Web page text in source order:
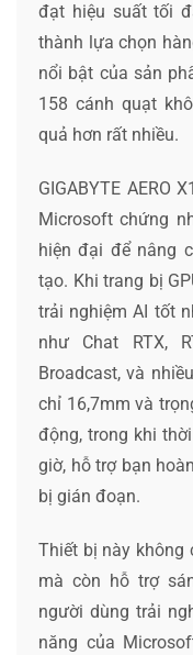
đạt hiệu suất tối
thành lựa chọn
nổi bật của sản
158 cánh quạt
quả hơn rất nhiều.
GIGABYTE AERO
Microsoft chứng
hiện đại để nâng
tạo. Khi trang bị
trải nghiệm AI tốt
như Chat RTX,
Broadcast, và
chỉ 16,7mm và
động, trong khi
giờ, hỗ trợ bạn
bị gián đoạn.
Thiết bị này không
mà còn hỗ trợ
người dùng trải
năng của